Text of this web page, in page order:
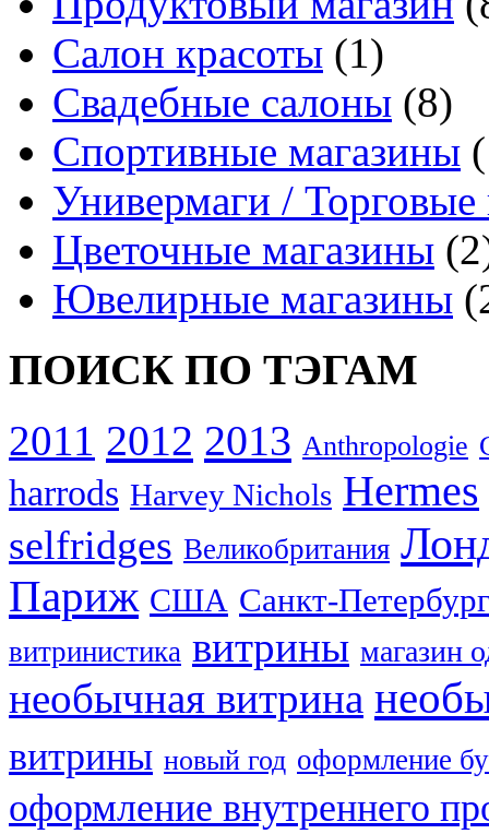
Салон красоты (1)
Свадебные салоны (8)
Спортивные магазины
Универмаги /
Цветочные магазины
Ювелирные магазины
ПОИСК ПО ТЭГАМ
2011 2012 2013 Anthropologie
harrods Harvey Nichols Hermes
selfridges Великобритания
Париж США Санкт-
витринистика витрины магазин
необычная витрина
витрины новый год оформление
оформление внутреннего